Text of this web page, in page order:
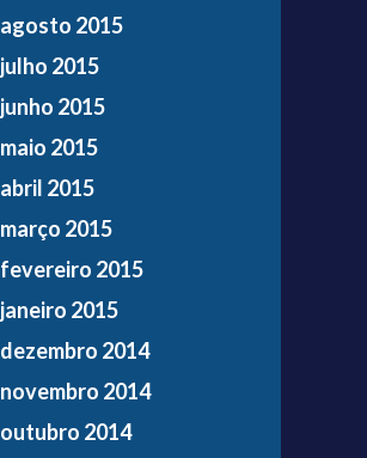
agosto 2015
julho 2015
junho 2015
maio 2015
abril 2015
março 2015
fevereiro 2015
janeiro 2015
dezembro 2014
novembro 2014
outubro 2014